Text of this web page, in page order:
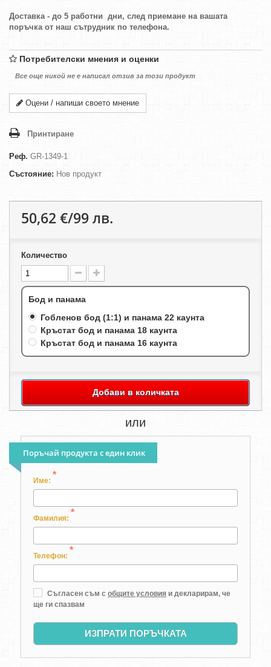
Доставка - до 5 работни дни, след приемане на вашата
поръчка от наш сътрудник по телефона.
Потребителски мнения и оценки
Все още никой не е написал отзив за този продукт
Оцени / напиши своето мнение
Принтиране
Реф. GR-1349-1
Състояние: Нов продукт
50,62 €/99 лв.
Количество
Бод и панама
Гобленов бод (1:1) и панама 22 каунта
Кръстат бод и панама 18 каунта
Кръстат бод и панама 16 каунта
Добави в количката
или
Поръчай продукта с един клик
Име:
*
Фамилия:
*
Телефон:
*
Съгласен съм с общите условия и декларирам, че
ще ги спазвам
ИЗПРАТИ ПОРЪЧКАТА